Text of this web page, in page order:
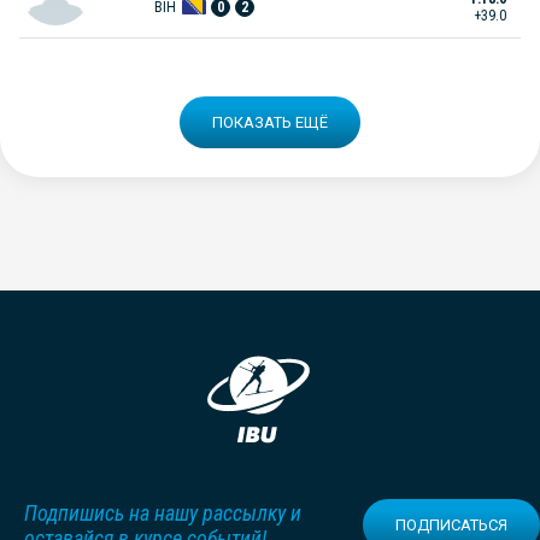
BIH 0 2
+39.0
ПОКАЗАТЬ ЕЩЁ
Подпишись на нашу рассылку и
ПОДПИСАТЬСЯ